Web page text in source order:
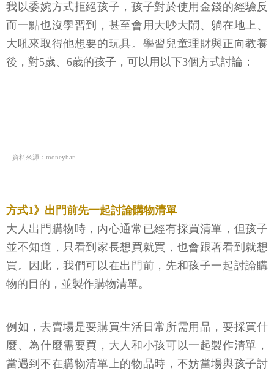
我以委婉方式拒絕孩子，孩子對於使用金錢的經驗反
而一點也沒學習到，甚至會用大吵大鬧、躺在地上、
大吼來取得他想要的玩具。學習兒童理財與正向教養
後，對5歲、6歲的孩子，可以用以下3個方式討論：
資料來源：moneybar
方式1》出門前先一起討論購物清單
大人出門購物時，內心通常已經有採買清單，但孩子
並不知道，只看到家長想買就買，也會跟著看到就想
買。因此，我們可以在出門前，先和孩子一起討論購
物的目的，並製作購物清單。
例如，去賣場是要購買生活日常所需用品，要採買什
麼、為什麼需要買，大人和小孩可以一起製作清單，
當遇到不在購物清單上的物品時，不妨當場與孩子討